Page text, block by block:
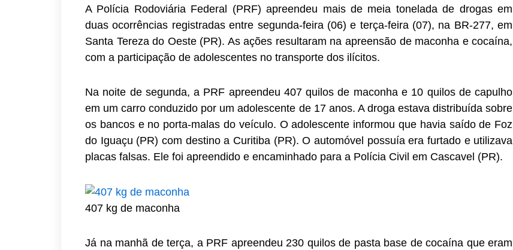
A Polícia Rodoviária Federal (PRF) apreendeu mais de meia tonelada de drogas em
duas ocorrências registradas entre segunda-feira (06) e terça-feira (07), na BR-277, em
Santa Tereza do Oeste (PR). As ações resultaram na apreensão de maconha e cocaína,
com a participação de adolescentes no transporte dos ilícitos.
Na noite de segunda, a PRF apreendeu 407 quilos de maconha e 10 quilos de capulho
em um carro conduzido por um adolescente de 17 anos. A droga estava distribuída sobre
os bancos e no porta-malas do veículo. O adolescente informou que havia saído de Foz
do Iguaçu (PR) com destino a Curitiba (PR). O automóvel possuía era furtado e utilizava
placas falsas. Ele foi apreendido e encaminhado para a Polícia Civil em Cascavel (PR).
407 kg de maconha
Já na manhã de terça, a PRF apreendeu 230 quilos de pasta base de cocaína que eram